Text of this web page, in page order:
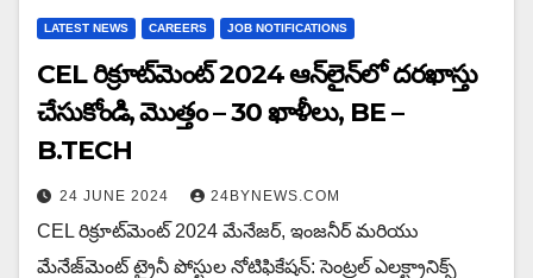
LATEST NEWS CAREERS JOB NOTIFICATIONS
CEL రిక్రూట్‌మెంట్ 2024 ఆన్‌లైన్‌లో దరఖాస్తు
చేసుకోండి, మొత్తం – 30 ఖాళీలు, BE –
B.TECH
24 JUNE 2024 24BYNEWS.COM
CEL రిక్రూట్‌మెంట్ 2024 మేనేజర్, ఇంజనీర్ మరియు
మేనేజ్‌మెంట్ ట్రైనీ పోస్టుల నోటిఫికేషన్: సెంట్రల్ ఎలక్ట్రానిక్స్